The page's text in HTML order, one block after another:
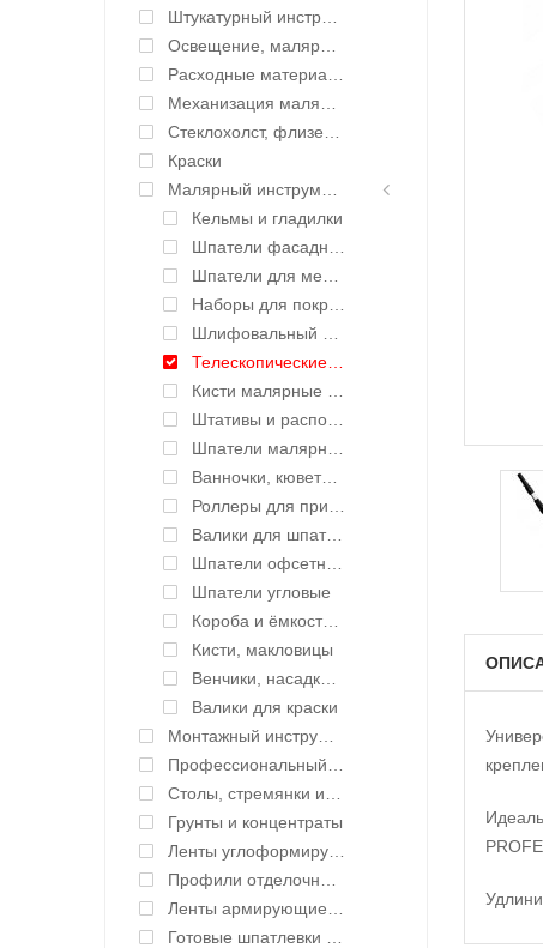
Штукатурный инструмент
Освещение, малярные светильники
Расходные материалы
Механизация малярных работ
Стеклохолст, флизелин малярный
Краски
Малярный инструмент ручной
Кельмы и гладилки
Шпатели фасадные
Шпатели для механизации и сменные лезвия
Наборы для покраски
Шлифовальный инструмент ручной
Телескопические удлинители, адаптеры
Кисти малярные профессиональные
Штативы и распорки, комплектующие
Шпатели малярные
Ванночки, кюветы для краски
Роллеры для прикатки лент
Валики для шпатлевки
Шпатели офсетные
Шпатели угловые
Короба и ёмкости для шпаклевки
Кисти, макловицы
Венчики, насадки для миксера
Валики для краски
Монтажный инструмент
Профессиональный инструмент и оборудование
Столы, стремянки и подмости
Грунты и концентраты
Ленты углоформирующие, углозащитные
Профили отделочные для ГКЛ
Ленты армирующие для швов и стыков
Готовые шпатлевки и клея